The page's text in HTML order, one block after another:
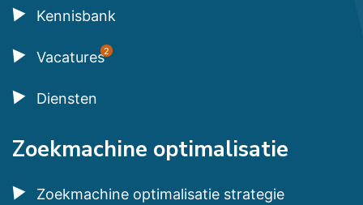
Kennisbank
Vacatures2
Diensten
Zoekmachine optimalisatie
Zoekmachine optimalisatie strategie